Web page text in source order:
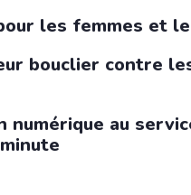
les femmes et
bouclier contre
numérique au